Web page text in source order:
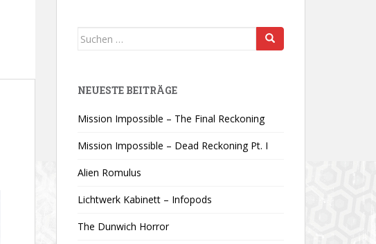
Suchen
NEUESTE BEITRÄGE
Mission Impossible – The Final Reckoning
Mission Impossible – Dead Reckoning Pt. I
Alien Romulus
Lichtwerk Kabinett – Infopods
The Dunwich Horror